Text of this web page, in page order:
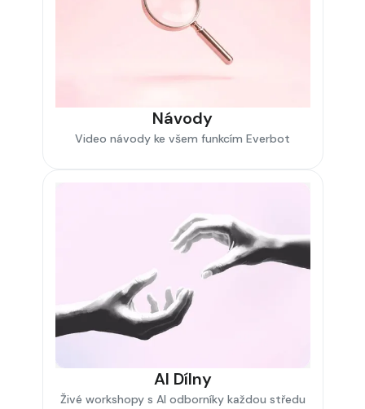
Návody
Video návody ke všem funkcím Everbot
AI Dílny
Živé workshopy s AI odborníky každou středu